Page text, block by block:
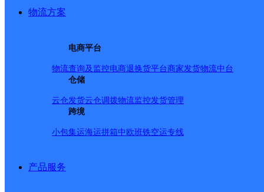
物流方案
电商平台
物流查询及监控电商退换货平台商家发货物流中台
仓储
云仓发货云仓调拨物流监控发货管理
跨境
小包集运海运拼箱中欧班铁空运专线
产品服务
所属快递：德邦快递
所属区域：安徽省-蚌埠市-蚌山区
网点地址：迎宾大道1324号
网点负责人：